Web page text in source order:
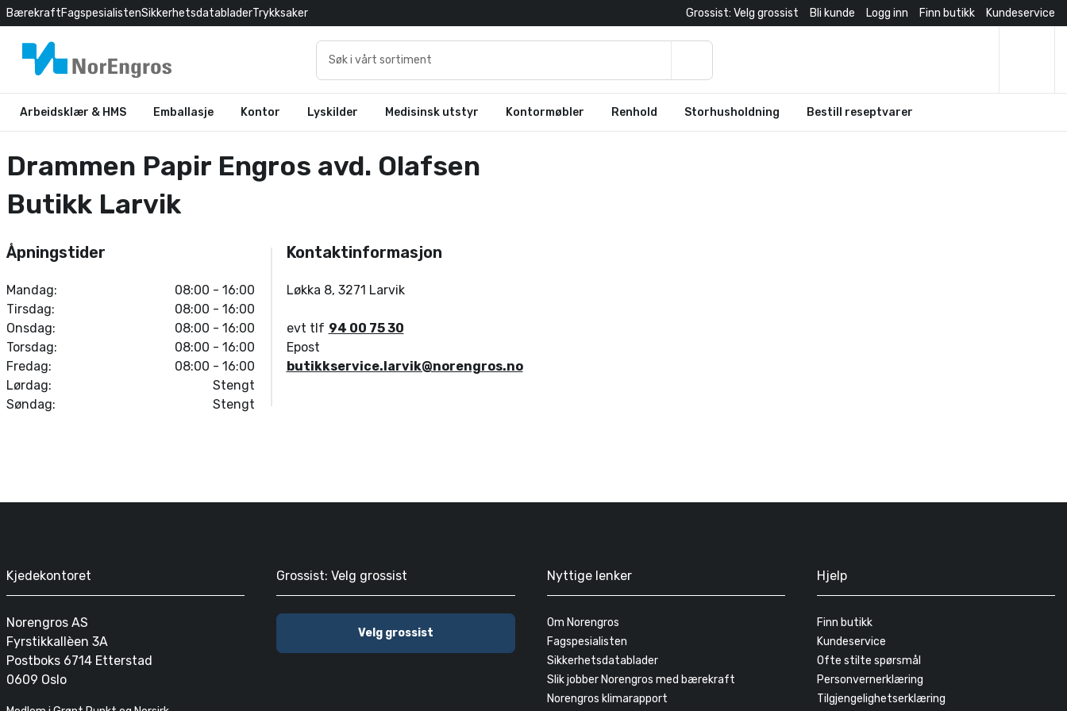
BærekraftFagspesialistenSikkerhetsdatabladerTrykksaker Grossist: Velg grossist Bli kunde Logg inn Finn butikk Kundeservice
Arbeidsklær & HMS Emballasje Kontor Lyskilder Medisinsk utstyr Kontormøbler Renhold Storhusholdning Bestill reseptvarer
Drammen Papir Engros avd. Olafsen
Butikk Larvik
Åpningstider
Mandag:
08:00 - 16:00
Tirsdag:
08:00 - 16:00
Onsdag:
08:00 - 16:00
Torsdag:
08:00 - 16:00
Fredag:
08:00 - 16:00
Lørdag:
Stengt
Søndag:
Stengt
Kontaktinformasjon
Løkka 8, 3271 Larvik
evt tlf 94 00 75 30
Epost
butikkservice.larvik@norengros.no
Kjedekontoret
Norengros AS
Fyrstikkallèen 3A
Postboks 6714 Etterstad
0609 Oslo
Grossist: Velg grossist
Velg grossist
Nyttige lenker
Om Norengros
Fagspesialisten
Sikkerhetsdatablader
Slik jobber Norengros med bærekraft
Norengros klimarapport
Hjelp
Finn butikk
Kundeservice
Ofte stilte spørsmål
Personvernerklæring
Tilgjengelighetserklæring